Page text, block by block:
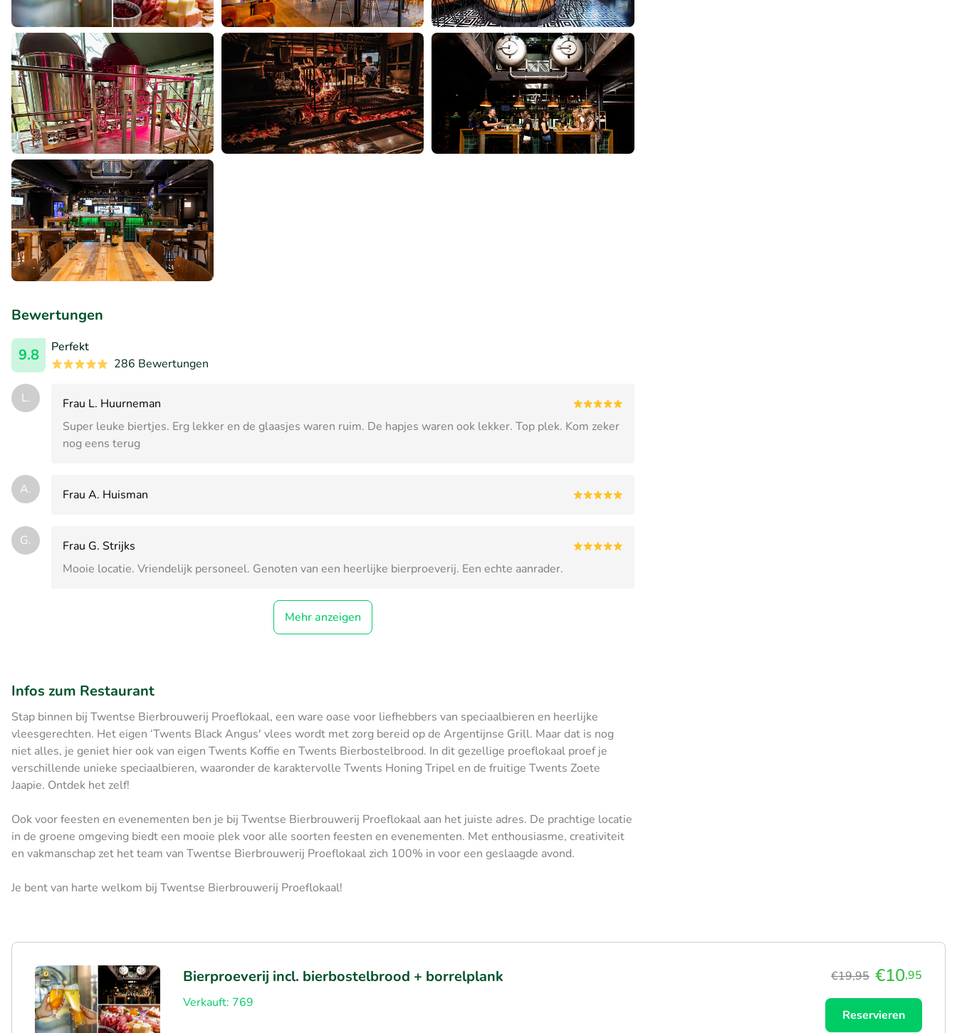
Bewertungen
9.8
Perfekt
286 Bewertungen
L.
Frau L. Huurneman
Super leuke biertjes. Erg lekker en de glaasjes waren ruim. De hapjes waren ook lekker. Top plek. Kom zeker
nog eens terug
A. Frau A. Huisman
G.
Frau G. Strijks
Mooie locatie. Vriendelijk personeel. Genoten van een heerlijke bierproeverij. Een echte aanrader.
Mehr anzeigen
Infos zum Restaurant
Stap binnen bij Twentse Bierbrouwerij Proeflokaal, een ware oase voor liefhebbers van speciaalbieren en heerlijke
vleesgerechten. Het eigen ‘Twents Black Angus' vlees wordt met zorg bereid op de Argentijnse Grill. Maar dat is nog
niet alles, je geniet hier ook van eigen Twents Koffie en Twents Bierbostelbrood. In dit gezellige proeflokaal proef je
verschillende unieke speciaalbieren, waaronder de karaktervolle Twents Honing Tripel en de fruitige Twents Zoete
Jaapie. Ontdek het zelf!
Ook voor feesten en evenementen ben je bij Twentse Bierbrouwerij Proeflokaal aan het juiste adres. De prachtige locatie
in de groene omgeving biedt een mooie plek voor alle soorten feesten en evenementen. Met enthousiasme, creativiteit
en vakmanschap zet het team van Twentse Bierbrouwerij Proeflokaal zich 100% in voor een geslaagde avond.
Je bent van harte welkom bij Twentse Bierbrouwerij Proeflokaal!
Bierproeverij incl. bierbostelbrood + borrelplank
Verkauft: 769
€19,95 €10,95
Reservieren